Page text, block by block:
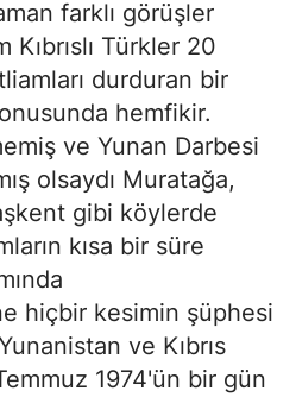
farklı görüşler
Kıbrıslı Türkler 20
durduran bir
hemfikir.
ve Yunan Darbesi
olsaydı Muratağa,
gibi köylerde
kısa bir süre
hiçbir kesimin şüphesi
ve Kıbrıs
1974'ün bir gün